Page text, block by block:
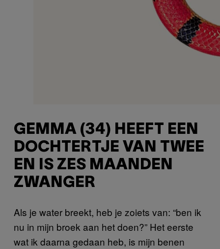
GEMMA (34) HEEFT EEN
DOCHTERTJE VAN TWEE
EN IS ZES MAANDEN
ZWANGER
Als je water breekt, heb je zoiets van: “ben ik
nu in mijn broek aan het doen?” Het eerste
wat ik daarna gedaan heb, is mijn benen